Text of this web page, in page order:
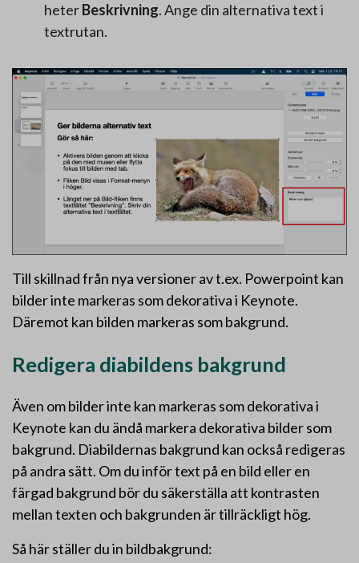
heterBeskrivning. Ange din alternativa text i
textrutan.
Till skillnad från nya versioner av t.ex. Powerpoint kan
bilder inte markeras som dekorativa i Keynote.
Däremot kan bilden markeras som bakgrund.
Redigera diabildens bakgrund
Även om bilder inte kan markeras som dekorativa i
Keynote kan du ändå markera dekorativa bilder som
bakgrund. Diabildernas bakgrund kan också redigeras
på andra sätt. Om du inför text på en bild eller en
färgad bakgrund bör du säkerställa att kontrasten
mellan texten och bakgrunden är tillräckligt hög.
Så här ställer du in bildbakgrund: